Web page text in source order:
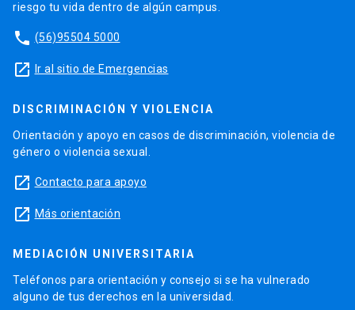
riesgo tu vida dentro de algún campus.
phone (56)95504 5000
launch Ir al sitio de Emergencias
DISCRIMINACIÓN Y VIOLENCIA
Orientación y apoyo en casos de discriminación, violencia de
género o violencia sexual.
launch Contacto para apoyo
launch Más orientación
MEDIACIÓN UNIVERSITARIA
Teléfonos para orientación y consejo si se ha vulnerado
alguno de tus derechos en la universidad.